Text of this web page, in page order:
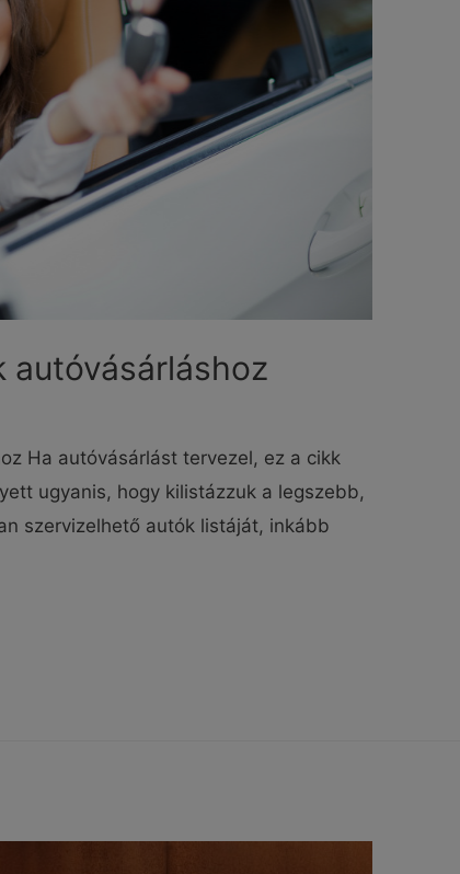
autóvásárláshoz
Ha autóvásárlást tervezel, ez a cikk
ugyanis, hogy kilistázzuk a legszebb,
szervizelhető autók listáját, inkább